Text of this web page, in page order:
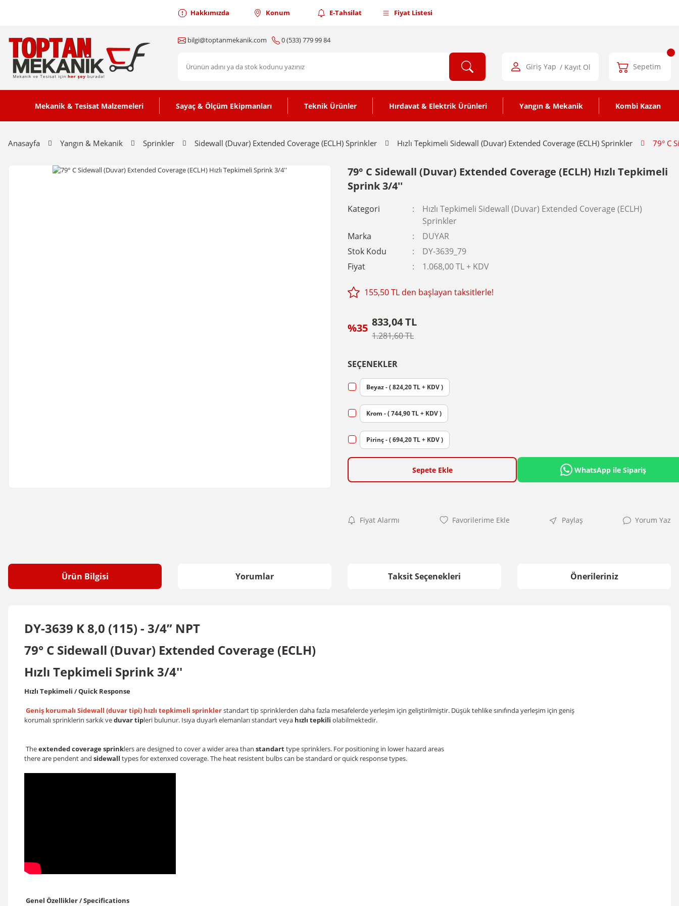
Hakkımızda Konum E-Tahsilat Fiyat Listesi
bilgi@toptanmekanik.com 0 (533) 779 99 84
Giriş Yap / Kayıt Ol Sepetim
Mekanik & Tesisat Malzemeleri Sayaç & Ölçüm Ekipmanları Teknik Ürünler Hırdavat & Elektrik Ürünleri Yangın & Mekanik Kombi Kazan
Anasayfa Yangın & Mekanik Sprinkler Sidewall (Duvar) Extended Coverage (ECLH) Sprinkler Hızlı Tepkimeli Sidewall (Duvar) Extended Coverage (ECLH) Sprinkler 79° C
79° C Sidewall (Duvar) Extended Coverage (ECLH) Hızlı Tepkimeli
Sprink 3/4''
Kategori
Hızlı Tepkimeli Sidewall (Duvar) Extended Coverage (ECLH)
Sprinkler
Marka
DUYAR
Stok Kodu
DY-3639_79
Fiyat
1.068,00 TL + KDV
155,50 TL den başlayan taksitlerle!
%35 833,04 TL
1.281,60 TL
SEÇENEKLER
Beyaz - ( 824,20 TL + KDV )
Krom - ( 744,90 TL + KDV )
Pirinç - ( 694,20 TL + KDV )
Sepete Ekle WhatsApp ile Sipariş
Fiyat Alarmı Paylaş Yorum Yaz
Ürün Bilgisi Yorumlar Taksit Seçenekleri Önerileriniz
DY-3639 K 8,0 (115) - 3/4” NPT
79° C Sidewall (Duvar) Extended Coverage (ECLH)
Hızlı Tepkimeli Sprink 3/4''
Hızlı Tepkimeli / Quick Response
Geniş korumalı Sidewall (duvar tipi) hızlı tepkimeli sprinklerstandart tip sprinklerden daha fazla mesafelerde yerleşim için geliştirilmiştir. Düşük tehlike sınıfında yerleşim için geniş
korumalı sprinklerin sarkık veduvar tipleri bulunur. Isıya duyarlı elemanları standart veya hızlı tepkili olabilmektedir.
Theextended coverage sprinklers are designed to cover a wider area than standarttype sprinklers. For positioning in lower hazard areas
there are pendent and sidewall types for extenxed coverage. The heat resistent bulbs can be standard or quick response types.
Genel Özellikler / Specifications